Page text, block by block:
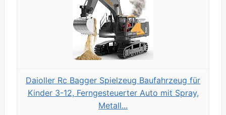
Daioller Rc Bagger Spielzeug Baufahrzeug für
Kinder 3-12, Ferngesteuerter Auto mit Spray,
Metall...